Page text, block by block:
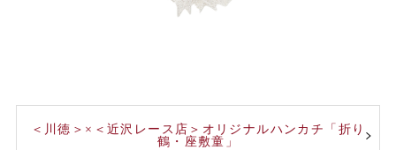
＜川徳＞×＜近沢レース店＞オリジナルハンカチ「折り
鶴・座敷童」